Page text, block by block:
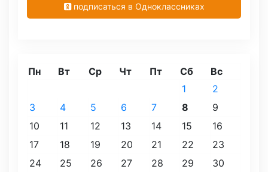
подписаться в Одноклассниках
Пн Вт Ср Чт Пт Сб Вс
1
2
3
4 5 6 7 8
9
10
11 12 13 14 15
16
17
18 19 20 21 22
23
24
25 26 27 28 29
30